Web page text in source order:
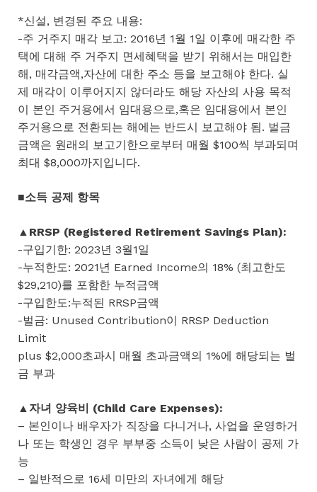
*신설, 변경된 주요 내용:
-주 거주지 매각 보고: 2016년 1월 1일 이후에 매각한 주
택에 대해 주 거주지 면세혜택을 받기 위해서는 매입한
해, 매각금액,자산에 대한 주소 등을 보고해야 한다. 실
제 매각이 이루어지지 않더라도 해당 자산의 사용 목적
이 본인 주거용에서 임대용으로,혹은 임대용에서 본인
주거용으로 전환되는 해에는 반드시 보고해야 됨. 벌금
금액은 원래의 보고기한으로부터 매월 $100씩 부과되며
최대 $8,000까지입니다.
■소득 공제 항목
▲RRSP (Registered Retirement Savings Plan):
-구입기한: 2023년 3월1일
-누적한도: 2021년 Earned Income의 18% (최고한도
$29,210)를 포함한 누적금액
-구입한도:누적된 RRSP금액
-벌금: Unused Contribution이 RRSP Deduction
Limit
plus $2,000초과시 매월 초과금액의 1%에 해당되는 벌
금 부과
▲자녀 양육비 (Child Care Expenses):
– 본인이나 배우자가 직장을 다니거나, 사업을 운영하거
나 또는 학생인 경우 부부중 소득이 낮은 사람이 공제 가
능
– 일반적으로 16세 미만의 자녀에게 해당